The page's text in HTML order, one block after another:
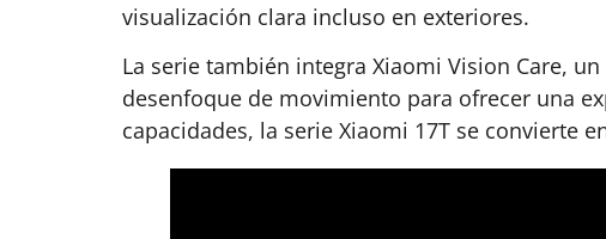
visualización clara incluso en exteriores.
La serie también integra Xiaomi Vision Care,
desenfoque de movimiento para ofrecer una
capacidades, la serie Xiaomi 17T se convierte